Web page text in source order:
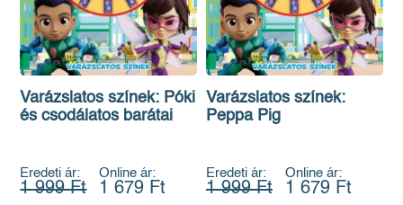
Varázslatos színek: Póki
és csodálatos barátai
Eredeti ár:
1 999 Ft
Online ár:
1 679 Ft
Varázslatos színek:
Peppa Pig
Eredeti ár:
1 999 Ft
Online ár:
1 679 Ft